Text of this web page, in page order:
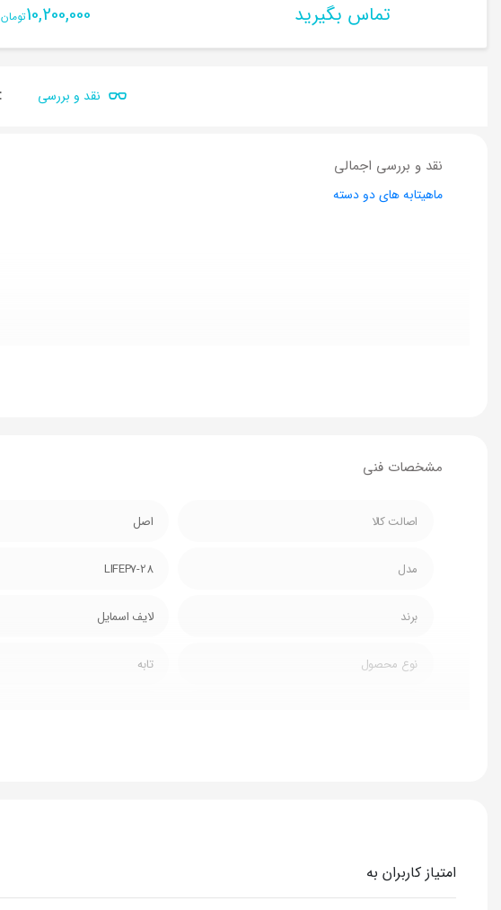
تماس بگیرید 10,200,000تومان
نقد و بررسی
نقد و بررسی اجمالی
ماهیتابه های دو دسته
مشخصات فنی
اصالت کالا اصل
مدل LIFEP7-28
برند لایف اسمایل
نوع محصول تابه
مقاومت در برابر خراشیدن ✔️
امتیاز کاربران به